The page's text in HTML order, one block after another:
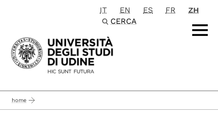
Passa al contenuto principale
IT EN ES FR
ZH
CERCA
home